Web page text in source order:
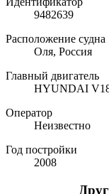
9482639
Расположение судна
Оля, Россия
Главный двигатель
HYUNDAI
Оператор
Неизвестно
Год постройки
2008